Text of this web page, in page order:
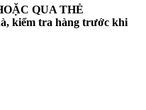
QUA THẺ
kiểm tra hàng trước khi